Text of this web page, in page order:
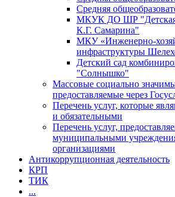
Средняя
МКУК ДО ШР "Детская
К.Г. Самарина"
МКУ «Инженерно-
инфраструктуры
Детский сад
"Солнышко"
Массовые социально
предоставляемые через
Перечень услуг, которые
и обязательными
Перечень услуг,
муниципальными
организациями
Антикоррупционная деятельность
КРП
ТИК
...